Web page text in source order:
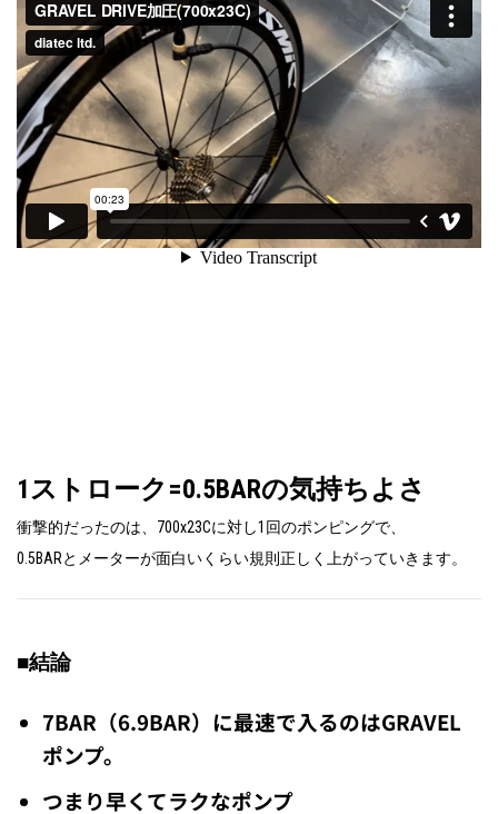
1ストローク=0.5BARの気持ちよさ
衝撃的だったのは、700x23Cに対し1回のポンピングで、
0.5BARとメーターが面白いくらい規則正しく上がっていきます。
■結論
7BAR（6.9BAR）に最速で入るのはGRAVEL
ポンプ。
つまり早くてラクなポンプ